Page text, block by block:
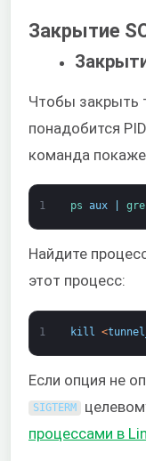
Закрытие
Чтобы закрыть
понадобится
команда
1 ps aux
Найдите
этот процесс:
1 kill <
Если опция не
SIGTERM
процессами в